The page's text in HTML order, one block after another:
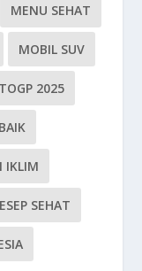
MENU SEHAT
MOBIL SUV
2025
IKLIM
SEHAT